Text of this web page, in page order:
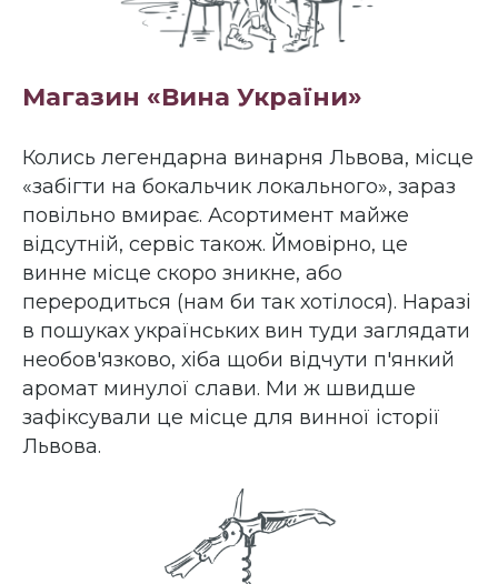
Магазин «Вина України»
Колись легендарна винарня Львова, місце
«забігти на бокальчик локального», зараз
повільно вмирає. Асортимент майже
відсутній, сервіс також. Ймовірно, це
винне місце скоро зникне, або
переродиться (нам би так хотілося). Наразі
в пошуках українських вин туди заглядати
необов'язково, хіба щоби відчути п'янкий
аромат минулої слави. Ми ж швидше
зафіксували це місце для винної історії
Львова.